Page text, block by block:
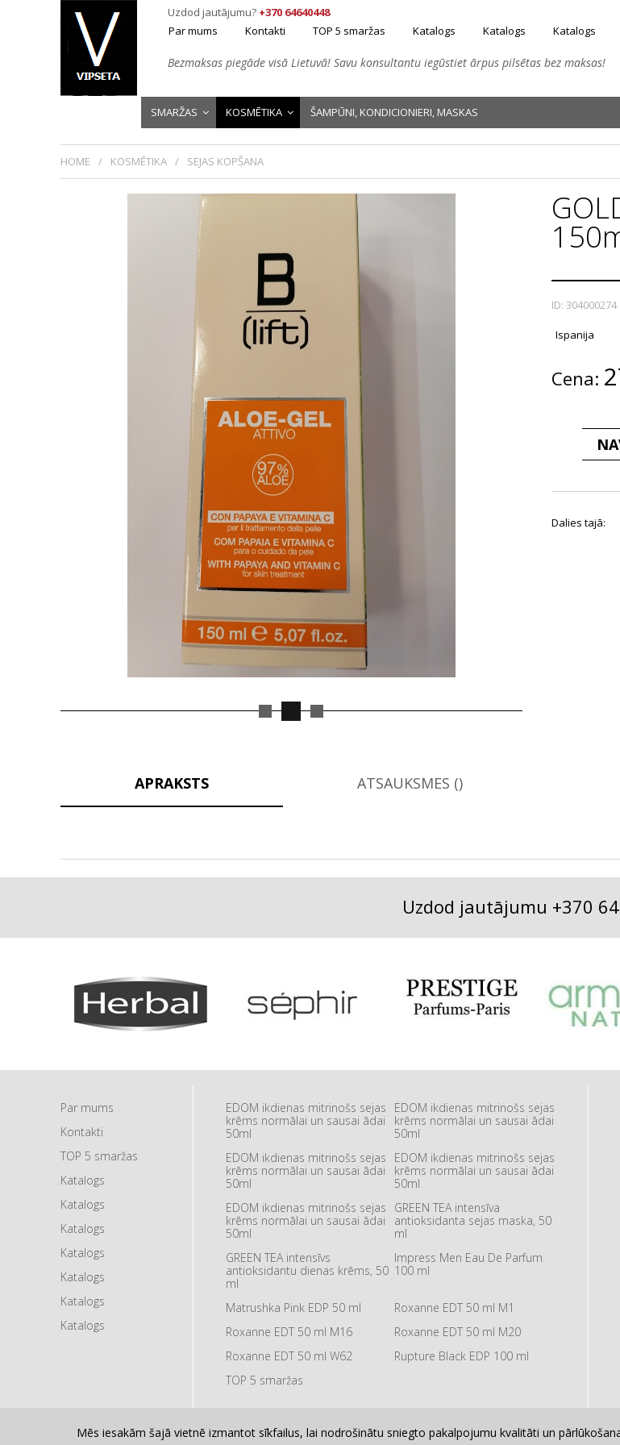
Uzdod jautājumu? +370 64640448
Par mums
Kontakti TOP 5 smaržas Katalogs Katalogs Katalogs
Bezmaksas piegāde visā Lietuvā! Savu konsultantu iegūstiet ārpus pilsētas bez maksas!
SMARŽAS KOSMĒTIKA ŠAMPŪNI, KONDICIONIERI, MASKAS
HOME KOSMĒTIKA SEJAS KOPŠANA
ID: 304000274
Ispanija
Cena:
Dalies tajā:
APRAKSTS ATSAUKSMES ()
Uzdod jautājumu +370
Par mums
Kontakti
TOP 5 smaržas
Katalogs
Katalogs
Katalogs
Katalogs
Katalogs
Katalogs
Katalogs
EDOM ikdienas mitrinošs sejas
krēms normālai un sausai ādai
50ml
EDOM ikdienas mitrinošs sejas
krēms normālai un sausai ādai
50ml
EDOM ikdienas mitrinošs sejas
krēms normālai un sausai ādai
50ml
EDOM ikdienas mitrinošs sejas
krēms normālai un sausai ādai
50ml
EDOM ikdienas mitrinošs sejas
krēms normālai un sausai ādai
50ml
GREEN TEA intensīva
antioksidanta sejas maska, 50
ml
GREEN TEA intensīvs
antioksidantu dienas krēms, 50
ml
Impress Men Eau De Parfum
100 ml
Matrushka Pink EDP 50 ml
Roxanne EDT 50 ml M1
Roxanne EDT 50 ml M16
Roxanne EDT 50 ml M20
Roxanne EDT 50 ml W62
Rupture Black EDP 100 ml
TOP 5 smaržas
Mēs iesakām šajā vietnē izmantot sīkfailus, lai nodrošinātu sniegto pakalpojumu kvalitāti un